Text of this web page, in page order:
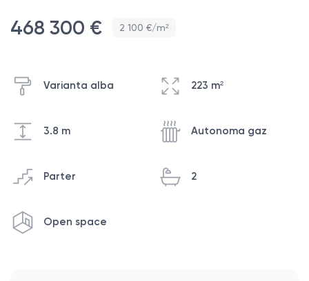
468 300 € 2 100 €/m²
Varianta alba 223 m²
3.8 m Autonoma gaz
Parter 2
Open space